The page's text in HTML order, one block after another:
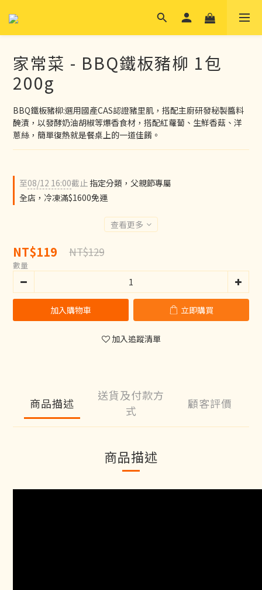
家常菜 - BBQ鐵板豬柳 1包
200g
BBQ鐵板豬柳:選用國產CAS認證豬里肌，搭配主廚研發秘製醬料
醃漬，以發酵奶油胡椒等爆香食材，搭配紅蘿蔔、生鮮香菇、洋
蔥絲，簡單復熱就是餐桌上的一道佳餚。
至08/12 16:00截止 指定分類，父親節專屬
全店，冷凍滿$1600免運
查看更多
NT$119 NT$129
數量
加入購物車 立即購買
加入追蹤清單
商品描述
送貨及付款方
式
顧客評價
商品描述